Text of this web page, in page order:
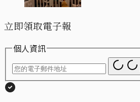
立即領取電子報
個人資訊